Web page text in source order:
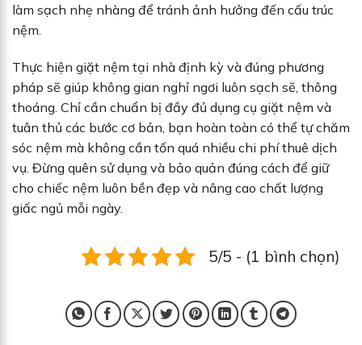
làm sạch nhẹ nhàng để tránh ảnh hưởng đến cấu trúc
nệm.
Thực hiện giặt nệm tại nhà định kỳ và đúng phương
pháp sẽ giúp không gian nghỉ ngơi luôn sạch sẽ, thông
thoáng. Chỉ cần chuẩn bị đầy đủ dụng cụ giặt nệm và
tuân thủ các bước cơ bản, bạn hoàn toàn có thể tự chăm
sóc nệm mà không cần tốn quá nhiều chi phí thuê dịch
vụ. Đừng quên sử dụng và bảo quản đúng cách để giữ
cho chiếc nệm luôn bền đẹp và nâng cao chất lượng
giấc ngủ mỗi ngày.
5/5 - (1 bình chọn)